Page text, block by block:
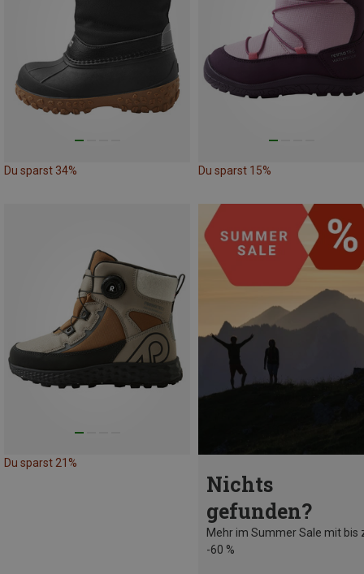
Du sparst 34% Du sparst 15%
Du sparst 21%
Nichts
gefunden?
Mehr im Summer Sale mit bis
-60 %